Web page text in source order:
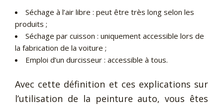
Séchage à l’air libre : peut être très long selon les
produits ;
Séchage par cuisson : uniquement accessible lors de
la fabrication de la voiture ;
Emploi d’un durcisseur : accessible à tous.
Avec cette définition et ces explications sur
l’utilisation de la peinture auto, vous êtes